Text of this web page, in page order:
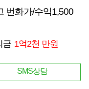
화가/수익1,500
금 1억2천 만원
SMS상담